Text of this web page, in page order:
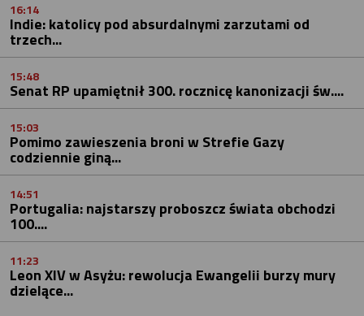
16:14
Indie: katolicy pod absurdalnymi zarzutami od
trzech...
15:48
Senat RP upamiętnił 300. rocznicę kanonizacji św....
15:03
Pomimo zawieszenia broni w Strefie Gazy
codziennie giną...
14:51
Portugalia: najstarszy proboszcz świata obchodzi
100....
11:23
Leon XIV w Asyżu: rewolucja Ewangelii burzy mury
dzielące...